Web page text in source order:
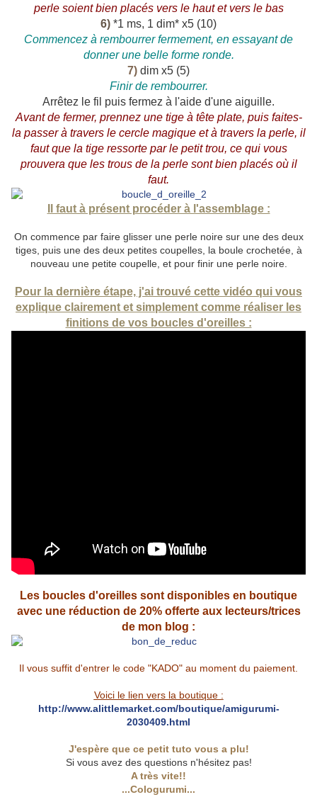
perle soient bien placés vers le haut et vers le bas
6) *1 ms, 1 dim* x5 (10)
Commencez à rembourrer fermement, en essayant de
donner une belle forme ronde.
7) dim x5 (5)
Finir de rembourrer.
Arrêtez le fil puis fermez à l'aide d'une aiguille.
Avant de fermer, prennez une tige à tête plate, puis faites-
la passer à travers le cercle magique et à travers la perle, il
faut que la tige ressorte par le petit trou, ce qui vous
prouvera que les trous de la perle sont bien placés où il
faut.
Il faut à présent procéder à l'assemblage :
On commence par faire glisser une perle noire sur une des deux
tiges, puis une des deux petites coupelles, la boule crochetée, à
nouveau une petite coupelle, et pour finir une perle noire.
Pour la dernière étape, j'ai trouvé cette vidéo qui vous
explique clairement et simplement comme réaliser les
finitions de vos boucles d'oreilles :
Les boucles d'oreilles sont disponibles en boutique
avec une réduction de 20% offerte aux lecteurs/trices
de mon blog :
Il vous suffit d'entrer le code "KADO" au moment du paiement.
Voici le lien vers la boutique :
http://www.alittlemarket.com/boutique/amigurumi-
2030409.html
J'espère que ce petit tuto vous a plu!
Si vous avez des questions n'hésitez pas!
A très vite!!
...Cologurumi...